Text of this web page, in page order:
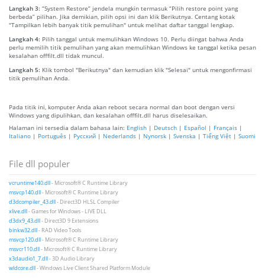
Langkah 3: “System Restore” jendela mungkin termasuk “Pilih restore point yang
berbeda” pilihan. Jika demikian, pilih opsi ini dan klik Berikutnya. Centang kotak
"Tampilkan lebih banyak titik pemulihan" untuk melihat daftar tanggal lengkap.
Langkah 4: Pilih tanggal untuk memulihkan Windows 10. Perlu diingat bahwa Anda
perlu memilih titik pemulihan yang akan memulihkan Windows ke tanggal ketika pesan
kesalahan offfilt.dll tidak muncul.
Langkah 5: Klik tombol "Berikutnya" dan kemudian klik "Selesai" untuk mengonfirmasi
titik pemulihan Anda.
Pada titik ini, komputer Anda akan reboot secara normal dan boot dengan versi
Windows yang dipulihkan, dan kesalahan offfilt.dll harus diselesaikan.
Halaman ini tersedia dalam bahasa lain: English | Deutsch | Español | Français |
Italiano | Português | Русский | Nederlands | Nynorsk | Svenska | Tiếng Việt | Suomi
File dll populer
vcruntime140.dll- Microsoft® C Runtime Library
msvcp140.dll- Microsoft® C Runtime Library
d3dcompiler_43.dll- Direct3D HLSL Compiler
xlive.dll- Games for Windows - LIVE DLL
d3dx9_43.dll- Direct3D 9 Extensions
binkw32.dll- RAD Video Tools
msvcp120.dll- Microsoft® C Runtime Library
msvcr110.dll- Microsoft® C Runtime Library
x3daudio1_7.dll- 3D Audio Library
wldcore.dll- Windows Live Client Shared Platform Module